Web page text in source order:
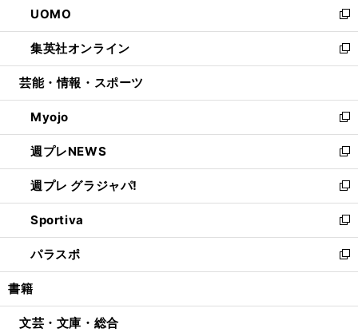
く
で
開
く
ド
ウ
で
開
ィ
ン
ド
ウ
開
く
い
ウ
ィ
ン
ウ
で
開
く
UOMO
新
し
い
ウ
ン
ド
ウ
で
開
く
集英社オンライン
新
し
ウ
ィ
ン
ド
ウ
で
開
く
芸能・情報・スポーツ
Myojo
新
し
い
ウ
ィ
ン
ド
ウ
で
開
週プレNEWS
新
し
い
ウ
ィ
ン
ド
ウ
開
週プレ グラジャパ!
新
し
い
ウ
ィ
ン
ウ
Sportiva
新
し
い
ウ
ン
パラスポ
新
し
ウ
書籍
文芸・文庫・総合